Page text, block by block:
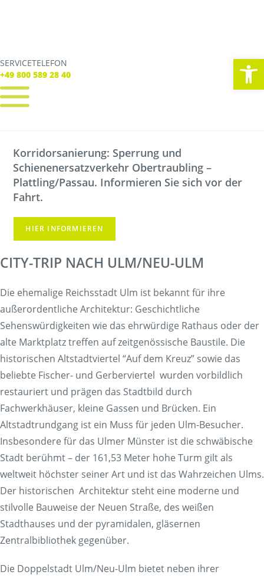
SERVICETELEFON
+49 800 589 28 40
SERVICE TELEFON
+49 800 589 28 40
Verbindungen
Tickets
Freizeit
Service
Unternehmen
Korridorsanierung: Sperrung und
Schienenersatzverkehr Obertraubling –
Plattling/Passau. Informieren Sie sich vor der
Fahrt.
HIER INFORMIEREN
CITY-TRIP NACH ULM/NEU-ULM
Die ehemalige Reichsstadt Ulm ist bekannt für ihre
außerordentliche Architektur: Geschichtliche
Sehenswürdigkeiten wie das ehrwürdige Rathaus oder der
alte Marktplatz treffen auf zeitgenössische Baustile. Die
historischen Altstadtviertel “Auf dem Kreuz” sowie das
beliebte Fischer- und Gerberviertel wurden vorbildlich
restauriert und prägen das Stadtbild durch
Fachwerkhäuser, kleine Gassen und Brücken. Ein
Altstadtrundgang ist ein Muss für jeden Ulm-Besucher.
Insbesondere für das Ulmer Münster ist die schwäbische
Stadt berühmt – der 161,53 Meter hohe Turm gilt als
weltweit höchster seiner Art und ist das Wahrzeichen Ulms.
Der historischen Architektur steht eine moderne und
stilvolle Bauweise der Neuen Straße, des weißen
Stadthauses und der pyramidalen, gläsernen
Zentralbibliothek gegenüber.
Die Doppelstadt Ulm/Neu-Ulm bietet neben ihrer